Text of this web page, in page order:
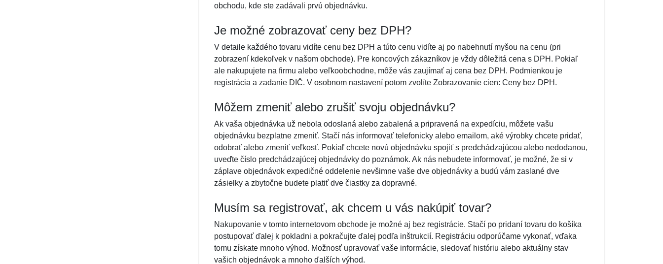
obchodu, kde ste zadávali prvú objednávku.
Je možné zobrazovať ceny bez DPH?
V detaile každého tovaru vidíte cenu bez DPH a túto cenu vidíte aj po nabehnutí myšou na cenu (pri
zobrazení kdekoľvek v našom obchode). Pre koncových zákazníkov je vždy dôležitá cena s DPH. Pokiaľ
ale nakupujete na firmu alebo veľkoobchodne, môže vás zaujímať aj cena bez DPH. Podmienkou je
registrácia a zadanie DIČ. V osobnom nastavení potom zvolíte Zobrazovanie cien: Ceny bez DPH.
Môžem zmeniť alebo zrušiť svoju objednávku?
Ak vaša objednávka už nebola odoslaná alebo zabalená a pripravená na expedíciu, môžete vašu
objednávku bezplatne zmeniť. Stačí nás informovať telefonicky alebo emailom, aké výrobky chcete pridať,
odobrať alebo zmeniť veľkosť. Pokiaľ chcete novú objednávku spojiť s predchádzajúcou alebo nedodanou,
uveďte číslo predchádzajúcej objednávky do poznámok. Ak nás nebudete informovať, je možné, že si v
záplave objednávok expedičné oddelenie nevšimne vaše dve objednávky a budú vám zaslané dve
zásielky a zbytočne budete platiť dve čiastky za dopravné.
Musím sa registrovať, ak chcem u vás nakúpiť tovar?
Nakupovanie v tomto internetovom obchode je možné aj bez registrácie. Stačí po pridaní tovaru do košíka
postupovať ďalej k pokladni a pokračujte ďalej podľa inštrukcií. Registráciu odporúčame vykonať, vďaka
tomu získate mnoho výhod. Možnosť upravovať vaše informácie, sledovať históriu alebo aktuálny stav
vašich objednávok a mnoho ďalších výhod.